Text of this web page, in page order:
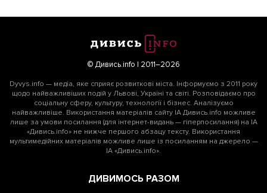
© Дивись.info | 2011–2026
Dyvys.info — медіа, яке сприяє розвиткові міста. Інформуємо з 2011 року
щодо найважливіших подій у Львові, Україні та світі. Розповідаємо про
соціальну сферу, культуру, технології і бізнес. Аналізуємо
найважливіше. Використання матеріалів сайту ІА Дивись.info можливе
лише за умови посилання (для інтернет-видань — гіперпосилання) на ІА
«Дивись.info» не нижче першого абзацу тексту. Використання
мультимедійних матеріалів можливе лише із посиланням на джерело —
ІА «Дивись.info».
ДИВИМОСЬ РАЗОМ